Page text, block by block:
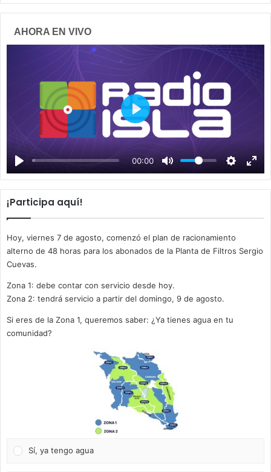
AHORA EN VIVO
00:00
P
a
y
¡Participa aquí!
Hoy, viernes 7 de agosto, comenzó el plan de racionamiento
alterno de 48 horas para los abonados de la Planta de Filtros Sergio
Cuevas.
Zona 1: debe contar con servicio desde hoy.
Zona 2: tendrá servicio a partir del domingo, 9 de agosto.
Si eres de la Zona 1, queremos saber: ¿Ya tienes agua en tu
comunidad?
Sí, ya tengo agua